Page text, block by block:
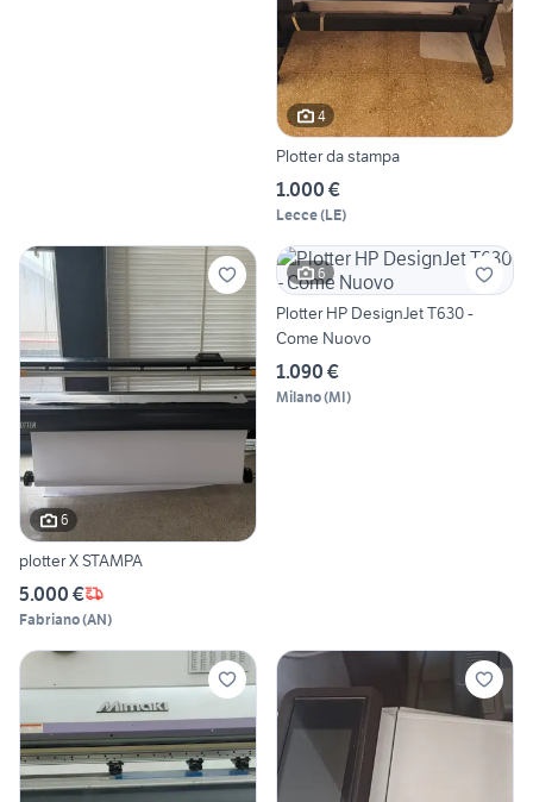
4
Plotter da stampa
1.000 €
Lecce(LE)
6
plotter X STAMPA
5.000 €
Fabriano(AN)
6
Plotter HP DesignJet T630 -
Come Nuovo
1.090 €
Milano(MI)